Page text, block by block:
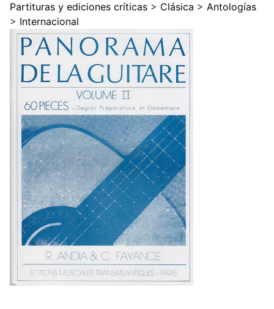
Partituras y ediciones críticas > Clásica > Antologías
> Internacional